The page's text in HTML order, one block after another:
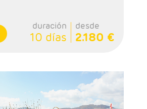
duración
10 días
desde
2.180 €
Lima, 3 noches Cusco, 1
1 noche Aguas Calientes